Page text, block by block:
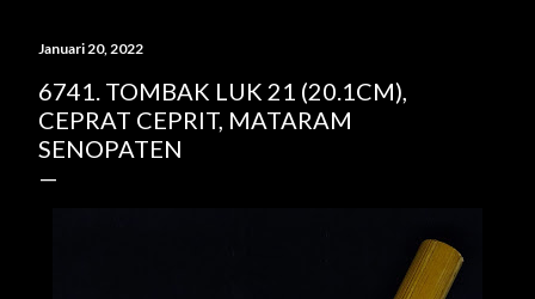
Januari 20, 2022
6741. TOMBAK LUK 21 (20.1CM),
CEPRAT CEPRIT, MATARAM
SENOPATEN